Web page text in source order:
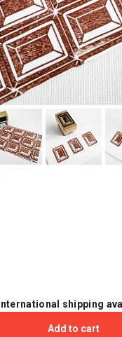
International shipping
Add to cart